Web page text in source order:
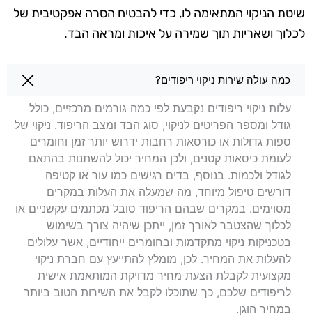
שיטת הניקוי המתאימה לו, כדי להבטיח הסרה אפקטיבית של
לכלוך ושאריות תוך שמירה על איכות ומראה הבד.
שאלות בנושא ניקוי ריפודים ברחובות
כמה עולה שירות ניקוי ריפודים?
עלות ניקוי ריפודים נקבעת לפי כמה גורמים מרכזיים, כולל
גודל ומספר הפריטים לניקוי, סוג הבד ומצב הריפוד. ניקוי של
ספות גדולות או כורסאות רחבות ידרוש יותר זמן וחומרים
לעומת כיסאות קטנים, ולכן המחיר יכול להשתנות בהתאם
לגודל ולכמות. בנוסף, בדים רגישים כמו עור או קטיפה
דורשים טיפול מיוחד, מה שמעלה את העלות במקרים
מסוימים. במקרים שבהם הריפוד סובל מכתמים עקשניים או
לכלוך שהצטבר לאורך זמן, ייתכן שיהיה צורך בשימוש
בטכניקות ניקוי מתקדמות ובחומרים ייחודיים, אשר עלולים
להעלות את המחיר. לכן, מומלץ להתייעץ עם חברת ניקוי
מקצועית לקבלת הצעת מחיר מדויקת המותאמת אישית
לריפודים שלכם, כך שתוכלו לקבל את השירות הטוב ביותר
במחיר הוגן.